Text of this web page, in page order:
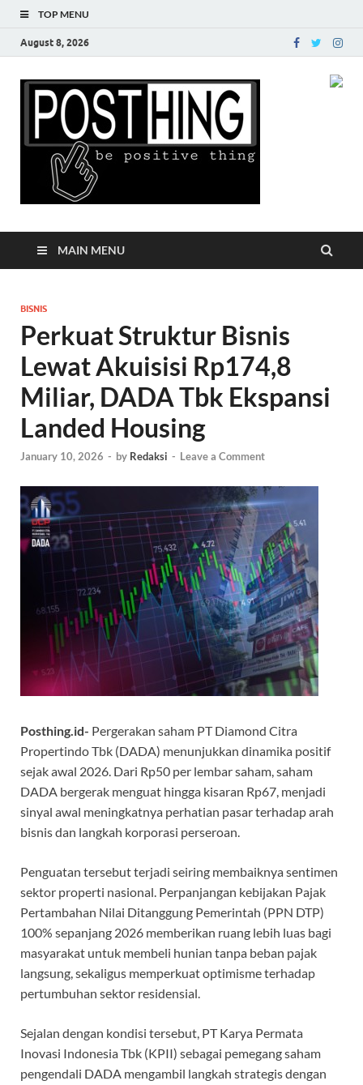
TOP MENU
August 8, 2026
MAIN MENU
BISNIS
Perkuat Struktur Bisnis
Lewat Akuisisi Rp174,8
Miliar, DADA Tbk Ekspansi
Landed Housing
January 10, 2026 - by Redaksi - Leave a Comment
Posthing.id- Pergerakan saham PT Diamond Citra
Propertindo Tbk (DADA) menunjukkan dinamika positif
sejak awal 2026. Dari Rp50 per lembar saham, saham
DADA bergerak menguat hingga kisaran Rp67, menjadi
sinyal awal meningkatnya perhatian pasar terhadap arah
bisnis dan langkah korporasi perseroan.
Penguatan tersebut terjadi seiring membaiknya sentimen
sektor properti nasional. Perpanjangan kebijakan Pajak
Pertambahan Nilai Ditanggung Pemerintah (PPN DTP)
100% sepanjang 2026 memberikan ruang lebih luas bagi
masyarakat untuk membeli hunian tanpa beban pajak
langsung, sekaligus memperkuat optimisme terhadap
pertumbuhan sektor residensial.
Sejalan dengan kondisi tersebut, PT Karya Permata
Inovasi Indonesia Tbk (KPII) sebagai pemegang saham
pengendali DADA mengambil langkah strategis dengan